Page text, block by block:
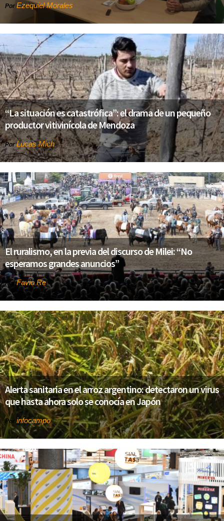
Por Ezequiel Morales
“La situación es catastrófica”: el drama de un pequeño
productor vitivinícola de Mendoza
PorLucas Mich
El ruralismo, en la previa del discurso de Milei: “No
esperamos grandes anuncios”
PorFavio Re
Alerta sanitaria en el arroz argentino: detectaron un virus
que hasta ahora solo se conocía en Japón
Por infocampo